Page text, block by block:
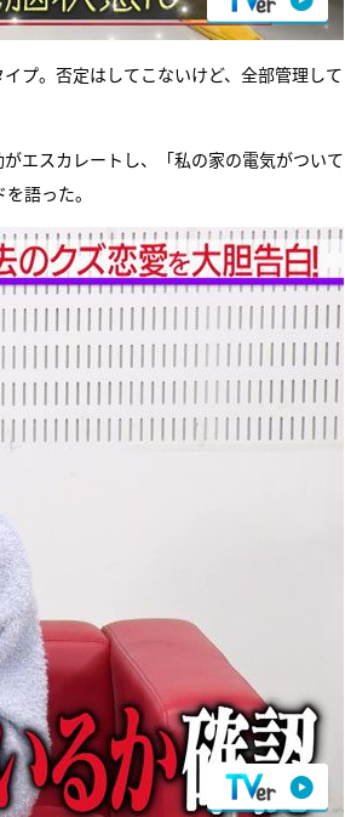
プ。否定はしてこないけど、全部管理して
エスカレートし、「私の家の電気がついて
語った。